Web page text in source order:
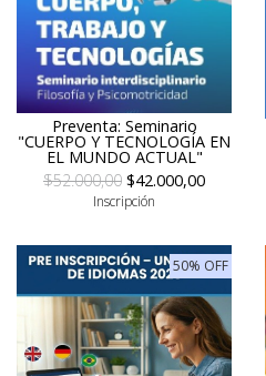
Preventa: Seminario
"CUERPO Y TECNOLOGÍA EN
EL MUNDO ACTUAL"
$52.000,00 $42.000,00
Inscripción
50% OFF